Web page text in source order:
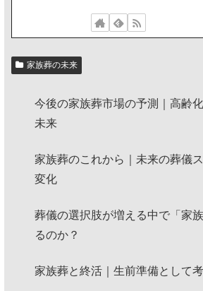
家族葬の未来
今後の家族葬市場の予測｜高齢
未来
家族葬のこれから｜未来の葬儀
変化
葬儀の選択肢が増える中で「家
るのか？
家族葬と終活｜生前準備として